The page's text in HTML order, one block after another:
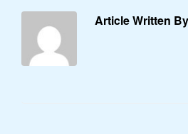
Article Written